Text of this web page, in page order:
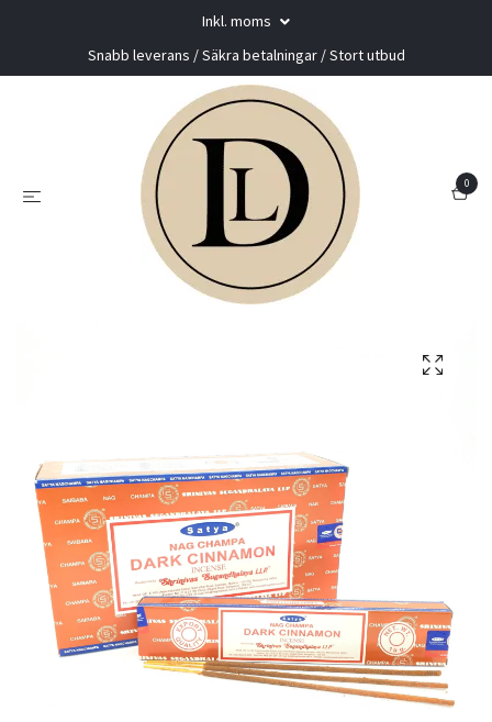
Inkl. moms
Snabb leverans / Säkra betalningar / Stort utbud
0